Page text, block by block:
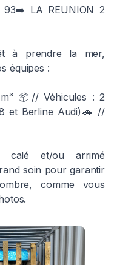
93➡️ LA REUNION 2
à prendre la mer,
équipes :
📦// Véhicules : 2
et Berline Audi)🚗 //
calé et/ou arrimé
soin pour garantir
comme vous